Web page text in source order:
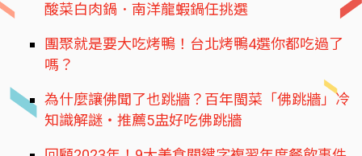
酸菜白肉鍋．南洋龍蝦鍋任挑選
團聚就是要大吃烤鴨！台北烤鴨4選你都吃過了
嗎？
為什麼讓佛聞了也跳牆？百年閩菜「佛跳牆」冷
知識解謎‧推薦5盅好吃佛跳牆